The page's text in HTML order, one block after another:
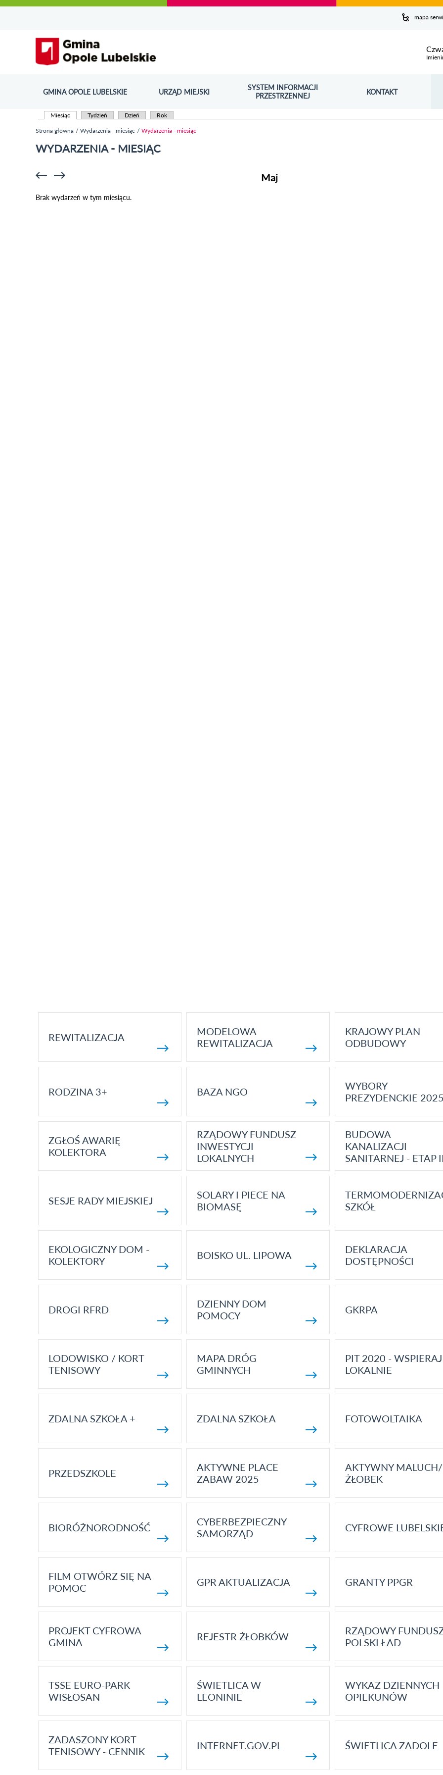
do
strony
do
menu
wyszukiwarki
ścieżki
nawigacyjnej
kategorii
aktualności
do
kalendarza
wydarzeń
do
galerii
do
stopki
mapa
GMINA OPOLE LUBELSKIE URZĄD MIEJSKI
SYSTEM INFORMACJI
PRZESTRZENNEJ
ODNOŚNIK OTWORZY SIĘ W NOWYM OKNIE KONTAKT
Miesiąc (aktywna karta)
Tydzień Dzień Rok
Strona główna Wydarzenia - miesiąc Wydarzenia - miesiąc
WYDARZENIA - MIESIĄC
Maj
Brak wydarzeń w tym miesiącu.
REWITALIZACJA
MODELOWA
REWITALIZACJA
KRAJOWY PLAN
ODBUDOWY
RODZINA 3+ BAZA NGO
WYBORY
PREZYDENCKIE
ZGŁOŚ AWARIĘ
KOLEKTORA
RZĄDOWY FUNDUSZ
INWESTYCJI
LOKALNYCH
BUDOWA
KANALIZACJI
SANITARNEJ - ETAP
SESJE RADY MIEJSKIEJ
SOLARY I PIECE NA
BIOMASĘ
SZKÓŁ
EKOLOGICZNY DOM -
KOLEKTORY
BOISKO UL. LIPOWA
DEKLARACJA
DOSTĘPNOŚCI
DROGI RFRD
DZIENNY DOM
POMOCY
GKRPA
LODOWISKO / KORT
TENISOWY
MAPA DRÓG
GMINNYCH
PIT 2020 - WSPIERAJ
LOKALNIE
ZDALNA SZKOŁA + ZDALNA SZKOŁA FOTOWOLTAIKA
PRZEDSZKOLE
AKTYWNE PLACE
ZABAW 2025
AKTYWNY MALUCH/
ŻŁOBEK
BIORÓŻNORODNOŚĆ
CYBERBEZPIECZNY
SAMORZĄD
CYFROWE
FILM OTWÓRZ SIĘ NA
POMOC
GPR AKTUALIZACJA GRANTY PPGR
PROJEKT CYFROWA
GMINA
REJESTR ŻŁOBKÓW
RZĄDOWY
POLSKI ŁAD
TSSE EURO-PARK
WISŁOSAN
ŚWIETLICA W
LEONINIE
WYKAZ DZIENNYCH
OPIEKUNÓW
ZADASZONY KORT
TENISOWY - CENNIK
INTERNET.GOV.PL ŚWIETLICA ZADOLE